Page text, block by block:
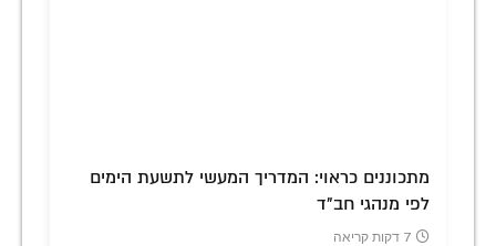
מתכוננים כראוי: המדריך המעשי לתשעת הימים
לפי מנהגי חב"ד
7 דקות קריאה